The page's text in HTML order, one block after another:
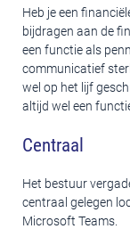
Heb je een
bijdragen aan de
een functie als
communicatief
wel op het lijf
altijd wel een
Centraal
Het bestuur
centraal gelegen
Microsoft Teams.